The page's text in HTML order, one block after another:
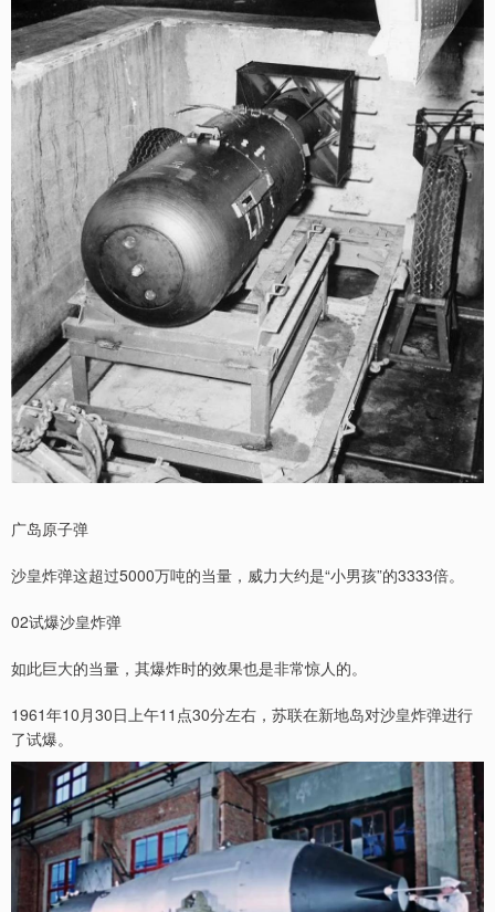
广岛原子弹
沙皇炸弹这超过5000万吨的当量，威力大约是“小男孩”的3333倍。
02试爆沙皇炸弹
如此巨大的当量，其爆炸时的效果也是非常惊人的。
1961年10月30日上午11点30分左右，苏联在新地岛对沙皇炸弹进行
了试爆。